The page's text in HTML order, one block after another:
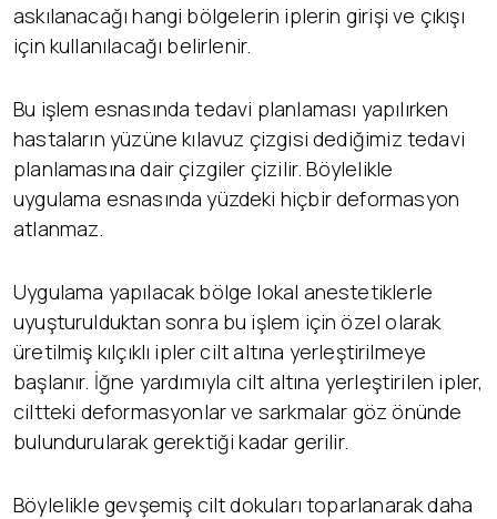
askılanacağı hangi bölgelerin iplerin girişi ve çıkışı
için kullanılacağı belirlenir.
Bu işlem esnasında tedavi planlaması yapılırken
hastaların yüzüne kılavuz çizgisi dediğimiz tedavi
planlamasına dair çizgiler çizilir. Böylelikle
uygulama esnasında yüzdeki hiçbir deformasyon
atlanmaz.
Uygulama yapılacak bölge lokal anestetiklerle
uyuşturulduktan sonra bu işlem için özel olarak
üretilmiş kılçıklı ipler cilt altına yerleştirilmeye
başlanır. İğne yardımıyla cilt altına yerleştirilen ipler,
ciltteki deformasyonlar ve sarkmalar göz önünde
bulundurularak gerektiği kadar gerilir.
Böylelikle gevşemiş cilt dokuları toparlanarak daha